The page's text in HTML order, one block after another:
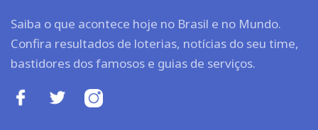
Saiba o que acontece hoje no Brasil e no Mundo.
Confira resultados de loterias, notícias do seu time,
bastidores dos famosos e guias de serviços.